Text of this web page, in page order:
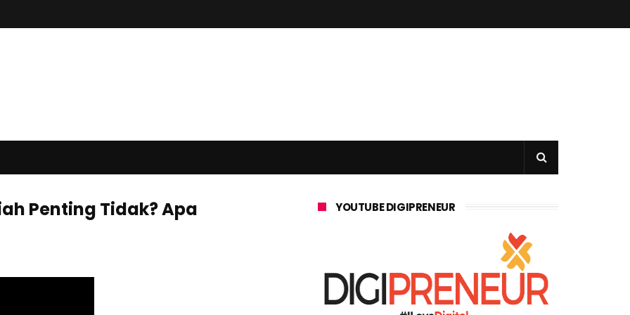
Penting Tidak? Apa
YOUTUBE DIGIPRENEUR